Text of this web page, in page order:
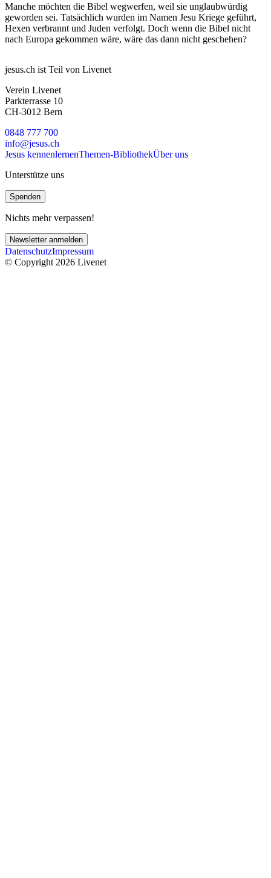
Manche möchten die Bibel wegwerfen, weil sie unglaubwürdig
geworden sei. Tatsächlich wurden im Namen Jesu Kriege geführt,
Hexen verbrannt und Juden verfolgt. Doch wenn die Bibel nicht
nach Europa gekommen wäre, wäre das dann nicht geschehen?
jesus.ch ist Teil von Livenet
Verein Livenet
Parkterrasse 10
CH-3012 Bern
0848 777 700
info@jesus.ch
Jesus kennenlernenThemen-BibliothekÜber uns
Unterstütze uns
Spenden
Nichts mehr verpassen!
Newsletter anmelden
DatenschutzImpressum
© Copyright 2026 Livenet